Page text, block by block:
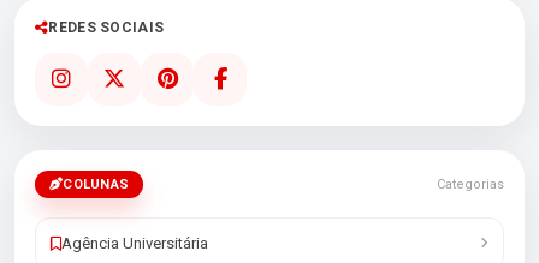
REDES SOCIAIS
COLUNAS Categorias
Agência Universitária